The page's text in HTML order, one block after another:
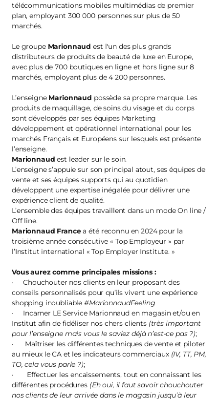
télécommunications mobiles multimédias de premier
plan, employant 300 000 personnes sur plus de 50
marchés.
Le groupe Marionnaud est l'un des plus grands
distributeurs de produits de beauté de luxe en Europe,
avec plus de 700 boutiques en ligne et hors ligne sur 8
marchés, employant plus de 4 200 personnes.
L’enseigne Marionnaud possède sa propre marque. Les
produits de maquillage, de soins du visage et du corps
sont développés par ses équipes Marketing
développement et opérationnel international pour les
marchés Français et Européens sur lesquels est présente
l’enseigne.
Marionnaud est leader sur le soin.
L’enseigne s’appuie sur son principal atout, ses équipes de
vente et ses équipes supports qui au quotidien
développent une expertise inégalée pour délivrer une
expérience client de qualité.
L’ensemble des équipes travaillent dans un mode On line /
Off line.
Marionnaud Francea été reconnu en 2024 pour la
troisième année consécutive « Top Employeur » par
l’Institut international « Top Employer Institute. »
Vous aurez comme principales missions :
· Chouchouter nos clients en leur proposant des
conseils personnalisés pour qu’ils vivent une expérience
shopping inoubliable#MarionnaudFeeling
· Incarner LE Service Marionnaud en magasin et/ou en
Institut afin de fidéliser nos chers clients (très important
pour l’enseigne mais vous le saviez déjà n’est-ce pas ?);
· Maîtriser les différentes techniques de vente et piloter
au mieux le CA et les indicateurs commerciaux (IV, TT, PM,
TO, cela vous parle ?);
· Effectuer les encaissements, tout en connaissant les
différentes procédures (Eh oui, il faut savoir chouchouter
nos clients de leur arrivée dans le magasin jusqu’à leur